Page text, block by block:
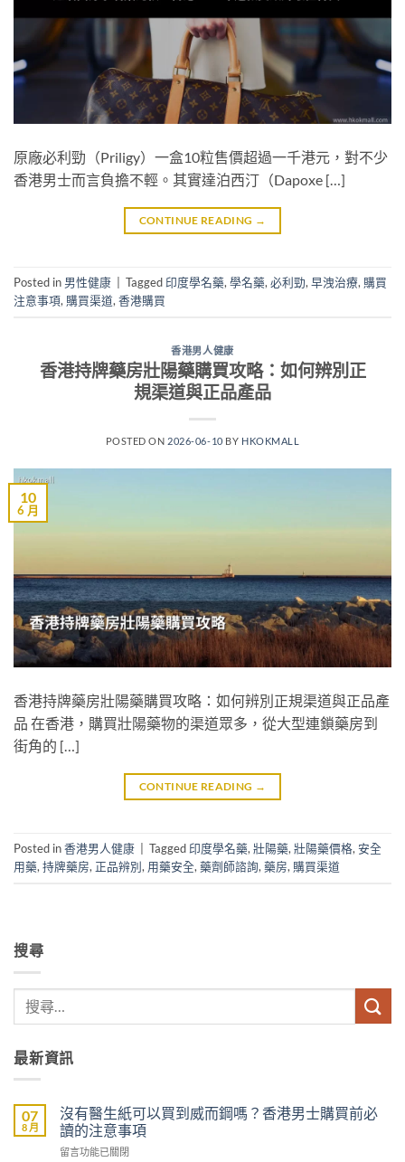
原廠必利勁（Priligy）一盒10粒售價超過一千港元，對不少
香港男士而言負擔不輕。其實達泊西汀（Dapoxe […]
CONTINUE READING →
Posted in 男性健康 Tagged 印度學名藥, 學名藥, 必利勁, 早洩治療, 購買
注意事項, 購買渠道, 香港購買
香港男人健康
香港持牌藥房壯陽藥購買攻略：如何辨別正
規渠道與正品產品
POSTED ON 2026-06-10 BY HKOKMALL
10
6 月
香港持牌藥房壯陽藥購買攻略：如何辨別正規渠道與正品產
品 在香港，購買壯陽藥物的渠道眾多，從大型連鎖藥房到
街角的 […]
CONTINUE READING →
Posted in香港男人健康 Tagged印度學名藥,壯陽藥,壯陽藥價格,安全
用藥,持牌藥房, 正品辨別, 用藥安全,藥劑師諮詢,藥房, 購買渠道
搜尋
最新資訊
07
8 月
沒有醫生紙可以買到威而鋼嗎？香港男士購買前必
讀的注意事項
在
留言功能已關閉